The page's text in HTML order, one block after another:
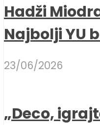
Hadži
Najbolji YU
23/06/2026
„Deco,